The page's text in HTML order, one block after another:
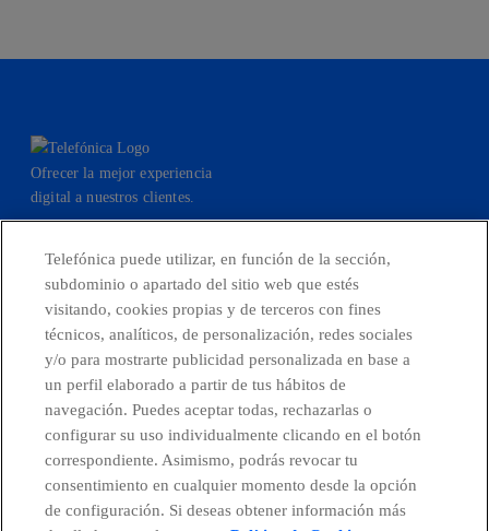
Ofrecer la mejor experiencia
digital a nuestros clientes.
facebook linkedin twitter instagram
CONTACTO
Países y Unidades emergentes
Telefónica puede utilizar, en función de la sección,
subdominio o apartado del sitio web que estés
visitando, cookies propias y de terceros con fines
técnicos, analíticos, de personalización, redes sociales
y/o para mostrarte publicidad personalizada en base a
un perfil elaborado a partir de tus hábitos de
navegación. Puedes aceptar todas, rechazarlas o
configurar su uso individualmente clicando en el botón
correspondiente. Asimismo, podrás revocar tu
consentimiento en cualquier momento desde la opción
de configuración. Si deseas obtener información más